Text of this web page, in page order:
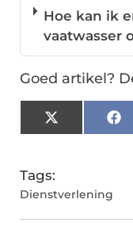
Hoe kan ik
vaatwasser
Goed artikel?
X
(Twitter)
Tags:
Dienstverlening